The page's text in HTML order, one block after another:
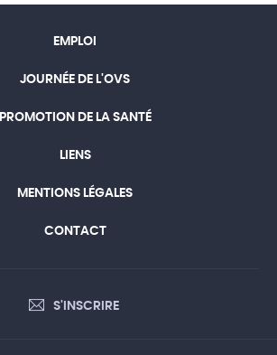
EMPLOI
JOURNÉE DE L'OVS
PROMOTION DE LA SANTÉ
LIENS
MENTIONS LÉGALES
CONTACT
S'INSCRIRE